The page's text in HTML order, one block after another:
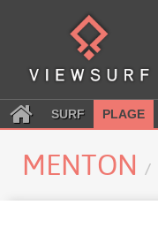
SURF PLAGE
MENTON